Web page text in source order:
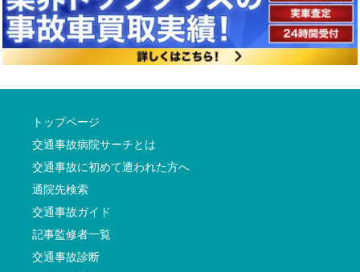
トップページ
交通事故病院サーチとは
交通事故に初めて遭われた方へ
通院先検索
交通事故ガイド
記事監修者一覧
交通事故診断